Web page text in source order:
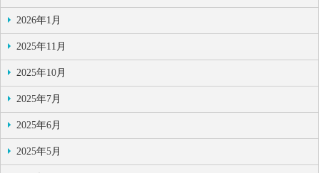
2026年1月
2025年11月
2025年10月
2025年7月
2025年6月
2025年5月